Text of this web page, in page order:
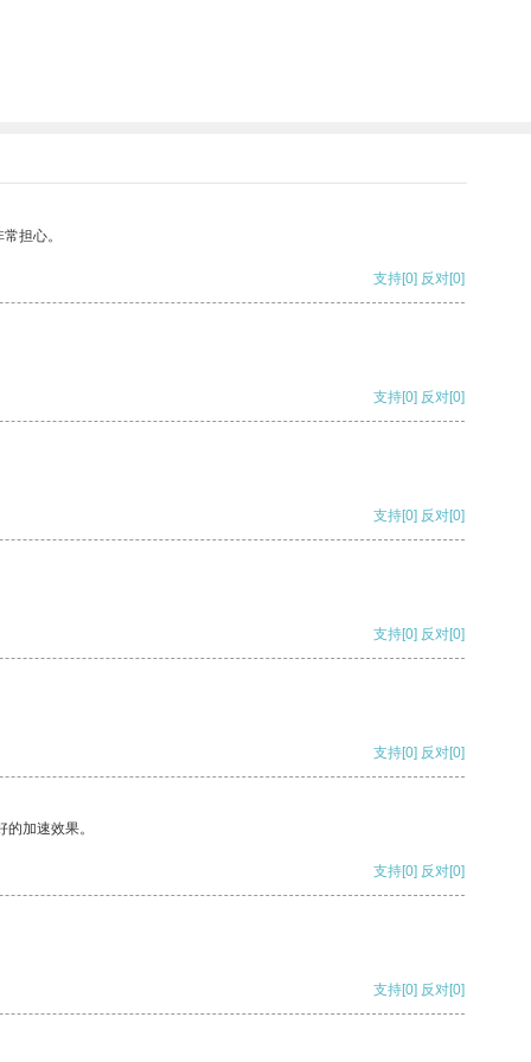
担心。
支持[0] 反对[0]
支持[0] 反对[0]
支持[0] 反对[0]
支持[0] 反对[0]
支持[0] 反对[0]
加速效果。
支持[0] 反对[0]
支持[0] 反对[0]